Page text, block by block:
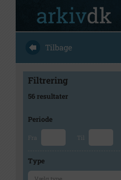
Tilbage
Filtrering
56 resultater
Periode
Fra Til
Type